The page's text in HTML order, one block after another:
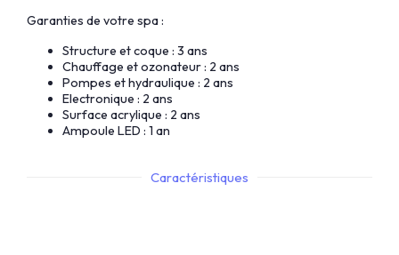
Garanties de votre spa :
Structure et coque : 3 ans
Chauffage et ozonateur : 2 ans
Pompes et hydraulique : 2 ans
Electronique : 2 ans
Surface acrylique : 2 ans
Ampoule LED : 1 an
Caractéristiques